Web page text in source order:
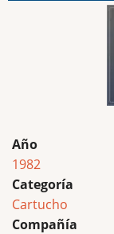
Año
1982
Categoría
Cartucho
Compañía